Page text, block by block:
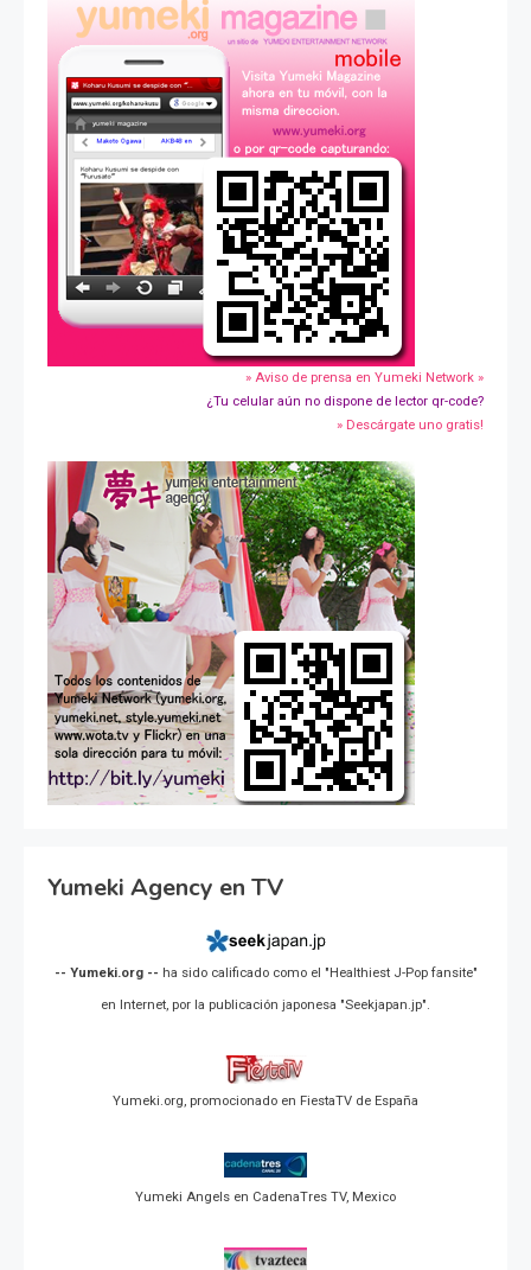
» Aviso de prensa en Yumeki Network »
¿Tu celular aún no dispone de lector qr-code?
» Descárgate uno gratis!
Yumeki Agency en TV
-- Yumeki.org -- ha sido calificado como el "Healthiest J-Pop fansite"
en Internet, por la publicación japonesa "Seekjapan.jp".
Yumeki.org, promocionado en FiestaTV de España
Yumeki Angels en CadenaTres TV, Mexico